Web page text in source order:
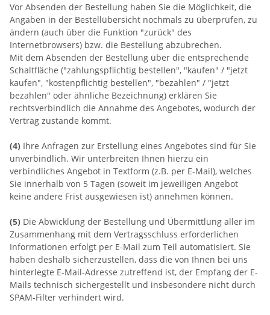
Vor Absenden der Bestellung haben Sie die Möglichkeit, die
Angaben in der Bestellübersicht nochmals zu überprüfen, zu
ändern (auch über die Funktion "zurück" des
Internetbrowsers) bzw. die Bestellung abzubrechen.
Mit dem Absenden der Bestellung über die entsprechende
Schaltfläche ("zahlungspflichtig bestellen", "kaufen" / "jetzt
kaufen", "kostenpflichtig bestellen", "bezahlen" / "jetzt
bezahlen" oder ähnliche Bezeichnung) erklären Sie
rechtsverbindlich die Annahme des Angebotes, wodurch der
Vertrag zustande kommt.
(4) Ihre Anfragen zur Erstellung eines Angebotes sind für Sie
unverbindlich. Wir unterbreiten Ihnen hierzu ein
verbindliches Angebot in Textform (z.B. per E-Mail), welches
Sie innerhalb von 5 Tagen (soweit im jeweiligen Angebot
keine andere Frist ausgewiesen ist) annehmen können.
(5) Die Abwicklung der Bestellung und Übermittlung aller im
Zusammenhang mit dem Vertragsschluss erforderlichen
Informationen erfolgt per E-Mail zum Teil automatisiert. Sie
haben deshalb sicherzustellen, dass die von Ihnen bei uns
hinterlegte E-Mail-Adresse zutreffend ist, der Empfang der E-
Mails technisch sichergestellt und insbesondere nicht durch
SPAM-Filter verhindert wird.